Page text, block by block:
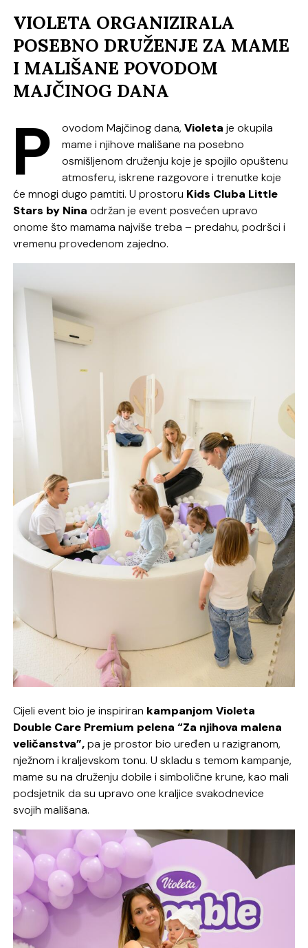
VIOLETA ORGANIZIRALA
POSEBNO DRUŽENJE ZA MAME
I MALIŠANE POVODOM
MAJČINOG DANA
P ovodom Majčinog dana,Violeta je okupila
mame i njihove mališane na posebno
osmišljenom druženju koje je spojilo opuštenu
atmosferu, iskrene razgovore i trenutke koje
će mnogi dugo pamtiti. U prostoru Kids Cluba Little
Stars by Nina održan je event posvećen upravo
onome što mamama najviše treba – predahu, podršci i
vremenu provedenom zajedno.
Cijeli event bio je inspiriran kampanjom Violeta
Double Care Premium pelena “Za njihova malena
veličanstva”,pa je prostor bio uređen u razigranom,
nježnom i kraljevskom tonu. U skladu s temom kampanje,
mame su na druženju dobile i simbolične krune, kao mali
podsjetnik da su upravo one kraljice svakodnevice
svojih mališana.